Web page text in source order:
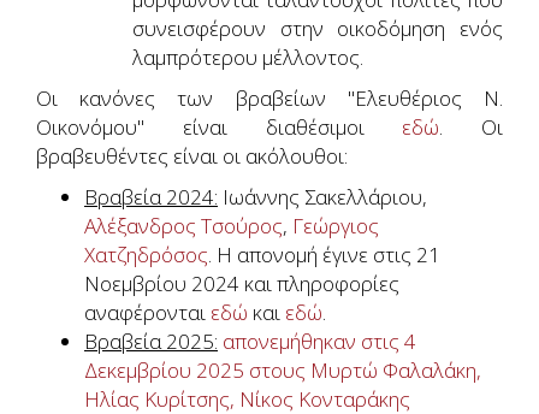
συνεισφέρουν στην οικοδόμηση ενός
λαμπρότερου μέλλοντος.
Οι κανόνες των βραβείων "Ελευθέριος Ν.
Οικονόμου" είναι διαθέσιμοι εδώ. Οι
βραβευθέντες είναι οι ακόλουθοι:
Βραβεία 2024: Ιωάννης Σακελλάριου,
Αλέξανδρος Τσούρος, Γεώργιος
Χατζηδρόσος. Η απονομή έγινε στις 21
Νοεμβρίου 2024 και πληροφορίες
αναφέρονται εδώ και εδώ.
Βραβεία 2025: απονεμήθηκαν στις 4
Δεκεμβρίου 2025 στους Μυρτώ Φαλαλάκη,
Ηλίας Κυρίτσης, Νίκος Κονταράκης